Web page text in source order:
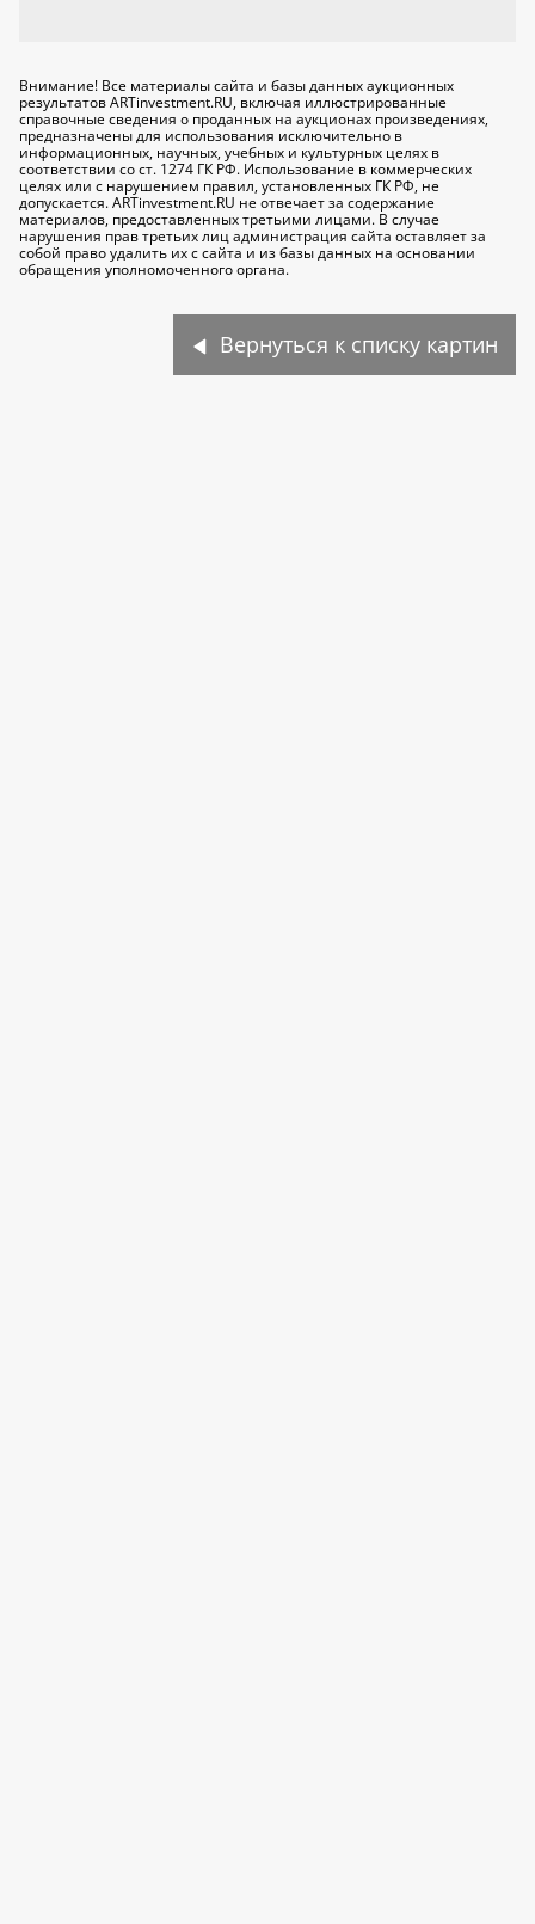
Внимание! Все материалы сайта и базы данных аукционных
результатов ARTinvestment.RU, включая иллюстрированные
справочные сведения о проданных на аукционах произведениях,
предназначены для использования исключительно в
информационных, научных, учебных и культурных целях в
соответствии со ст. 1274 ГК РФ. Использование в коммерческих
целях или с нарушением правил, установленных ГК РФ, не
допускается. ARTinvestment.RU не отвечает за содержание
материалов, предоставленных третьими лицами. В случае
нарушения прав третьих лиц администрация сайта оставляет за
собой право удалить их с сайта и из базы данных на основании
обращения уполномоченного органа.
Вернуться к списку картин